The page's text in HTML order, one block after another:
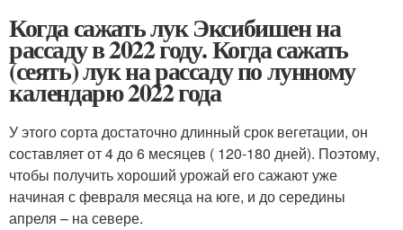
Когда сажать лук Эксибишен на
рассаду в 2022 году. Когда сажать
(сеять) лук на рассаду по лунному
календарю 2022 года
У этого сорта достаточно длинный срок вегетации, он
составляет от 4 до 6 месяцев ( 120-180 дней). Поэтому,
чтобы получить хороший урожай его сажают уже
начиная с февраля месяца на юге, и до середины
апреля – на севере.